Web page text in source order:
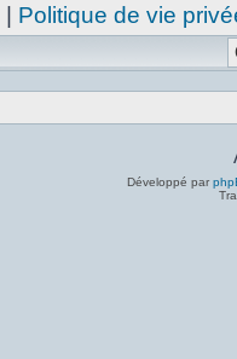
| Politique de vie
Développé par